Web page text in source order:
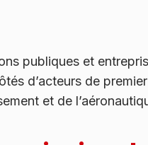
publiques et
d’acteurs de
et de